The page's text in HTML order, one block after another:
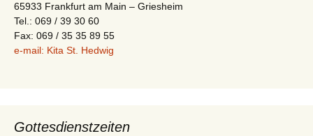
65933 Frankfurt am Main – Griesheim
Tel.: 069 / 39 30 60
Fax: 069 / 35 35 89 55
e-mail: Kita St. Hedwig
Gottesdienstzeiten